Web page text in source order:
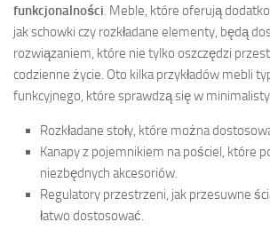
funkcjonalności. Meble, które oferują
jak schowki czy rozkładane elementy, będą
rozwiązaniem, które nie tylko oszczędzi
codzienne życie. Oto kilka przykładów mebli
funkcyjnego, które sprawdzą się w
Rozkładane stoły, które można
Kanapy z pojemnikiem na pościel, które
niezbędnych akcesoriów.
Regulatory przestrzeni, jak przesuwne
łatwo dostosować.